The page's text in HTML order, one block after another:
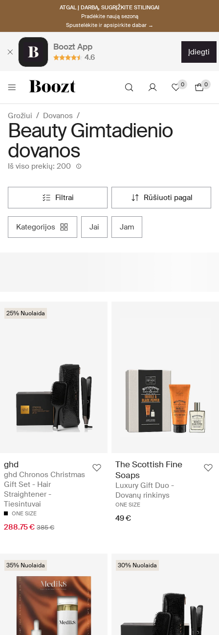
ATGAL Į DARBĄ, SUGRĮŽKITE STILINGAI
Pradėkite naują sezoną
Spustelėkite ir apsipirkite dabar →
Boozt App
4.6
įdiegti
0 0
Grožiui Dovanos
Beauty Gimtadienio
dovanos
Iš viso prekių: 200
filtrai rūšiuoti pagal
kategorijos jai jam
25% Nuolaida
ghd
ghd Chronos Christmas
Gift Set - Hair
Straightener -
Tiesintuvai
ONE SIZE
288.75 € 385 €
The Scottish Fine
Soaps
Luxury Gift Duo -
Dovanų rinkinys
ONE SIZE
49 €
35% Nuolaida 30% Nuolaida